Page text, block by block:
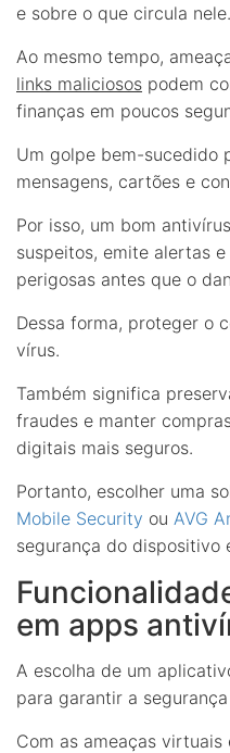
e sobre o que circula nele.
Ao mesmo tempo,
links maliciosos podem
finanças em poucos
Um golpe bem-sucedido
mensagens, cartões e
Por isso, um bom
suspeitos, emite alertas
perigosas antes que o
Dessa forma, proteger o
vírus.
Também significa
fraudes e manter
digitais mais seguros.
Portanto, escolher uma
Mobile Security ou AVG
segurança do dispositivo
em apps
A escolha de um
para garantir a
Com as ameaças